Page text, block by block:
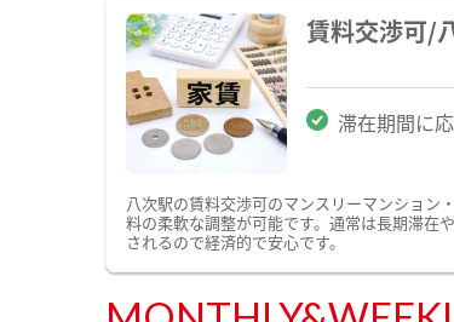
賃料交渉可/
滞在期間に
八次駅の賃料交渉可のマンスリーマンション
料の柔軟な調整が可能です。通常は長期滞在
されるので経済的で安心です。